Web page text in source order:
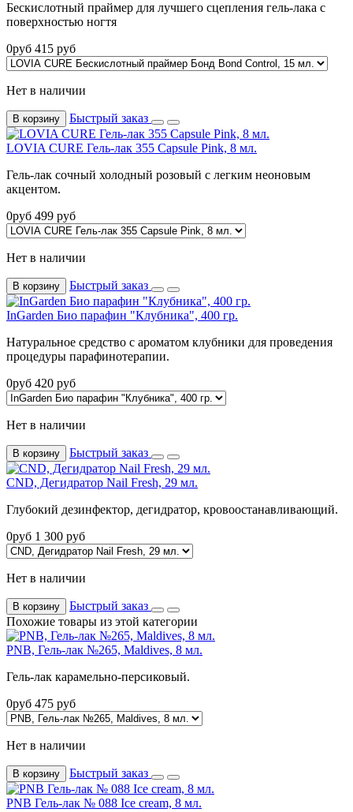
Бескислотный праймер для лучшего сцепления гель-лака с
поверхностью ногтя
0руб 415 руб
Нет в наличии
В корзину Быстрый заказ
LOVIA CURE Гель-лак 355 Capsule Pink, 8 мл.
Гель-лак сочный холодный розовый с легким неоновым
акцентом.
0руб 499 руб
Нет в наличии
В корзину Быстрый заказ
InGarden Био парафин "Клубника", 400 гр.
Натуральное средство с ароматом клубники для проведения
процедуры парафинотерапии.
0руб 420 руб
Нет в наличии
В корзину Быстрый заказ
CND, Дегидратор Nail Fresh, 29 мл.
Глубокий дезинфектор, дегидратор, кровоостанавливающий.
0руб 1 300 руб
Нет в наличии
В корзину
Быстрый заказ
Похожие товары из этой категории
PNB, Гель-лак №265, Maldives, 8 мл.
Гель-лак карамельно-персиковый.
0руб 475 руб
Нет в наличии
В корзину Быстрый заказ
PNB Гель-лак № 088 Ice сream, 8 мл.